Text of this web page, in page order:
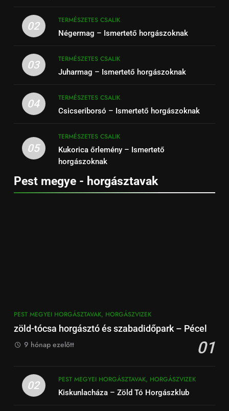
02
TERMÉSZETES CSALIK
Négermag – Ismertető horgászoknak
03
TERMÉSZETES CSALIK
Juharmag – Ismertető horgászoknak
04
TERMÉSZETES CSALIK
Csicseriborsó – Ismertető horgászoknak
05
TERMÉSZETES CSALIK
Kukorica őrlemény – Ismertető
horgászoknak
Pest megye - horgásztavak
PEST MEGYEI HORGÁSZTAVAK, HORGÁSZVIZEK
zöld-tócsa horgásztó és szabadidőpark – Pécel
01
9 hónap ezelőtt
02
PEST MEGYEI HORGÁSZTAVAK, HORGÁSZVIZEK
Kiskunlacháza – Zöld Tó Horgászklub